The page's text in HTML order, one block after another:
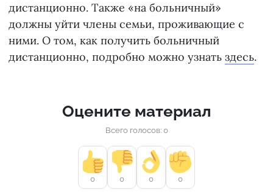
дистанционно. Также «на больничный»
должны уйти члены семьи, проживающие с
ними. О том, как получить больничный
дистанционно, подробно можно узнать здесь.
Оцените материал
Всего голосов: 0
0 0 0 0